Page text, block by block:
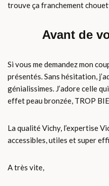
trouve ça franchement
Avant de
Si vous me demandez mon
présentés. Sans hésitation,
génialissimes. J’adore celle
effet peau bronzée, TROP
La qualité Vichy, l’expertise
accessibles, utiles et super
A très vite,